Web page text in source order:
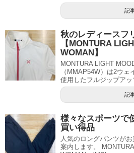
記
秋のレディースフ
【MONTURA
WOMAN】
MONTURA LIGHT
（MMAP54W）は2ウ
使用したフルジップアッ
記
様々なスポーツで
買い得品
人気のロングパンツが
案内します。